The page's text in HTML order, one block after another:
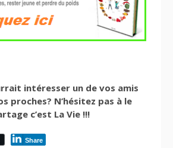
intéresser un de vos amis
proches? N’hésitez pas à le
c’est La Vie !!!
Share